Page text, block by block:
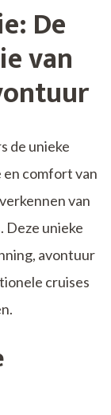
De
van
de unieke
en comfort van
van
Deze unieke
avontuur
cruises